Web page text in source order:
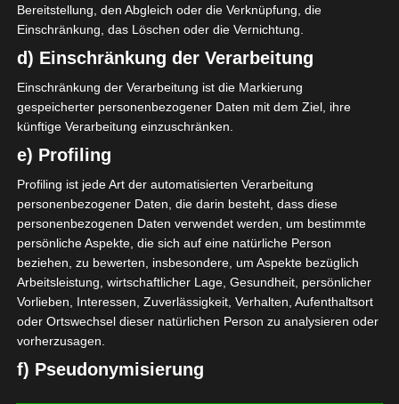
10
M
E. Jelassi
J. Mbele
50
M
H. Teka
30
O A. Amri
ERSATZSPIELER
M
19
Z. Aloui
20
O S. Mumuni
Club Sportif Sfaxien (CSS) – Espérance Sportive de
Bereitstellung, den Abgleich oder die Verknüpfung, die
Einschränkung, das Löschen oder die Vernichtung.
d) Einschränkung der Verarbeitung
Einschränkung der Verarbeitung ist die Markierung
gespeicherter personenbezogener Daten mit dem Ziel, ihre
künftige Verarbeitung einzuschränken.
e) Profiling
Profiling ist jede Art der automatisierten Verarbeitung
personenbezogener Daten, die darin besteht, dass diese
personenbezogenen Daten verwendet werden, um bestimmte
persönliche Aspekte, die sich auf eine natürliche Person
beziehen, zu bewerten, insbesondere, um Aspekte bezüglich
Arbeitsleistung, wirtschaftlicher Lage, Gesundheit, persönlicher
Vorlieben, Interessen, Zuverlässigkeit, Verhalten, Aufenthaltsort
oder Ortswechsel dieser natürlichen Person zu analysieren oder
vorherzusagen.
f) Pseudonymisierung